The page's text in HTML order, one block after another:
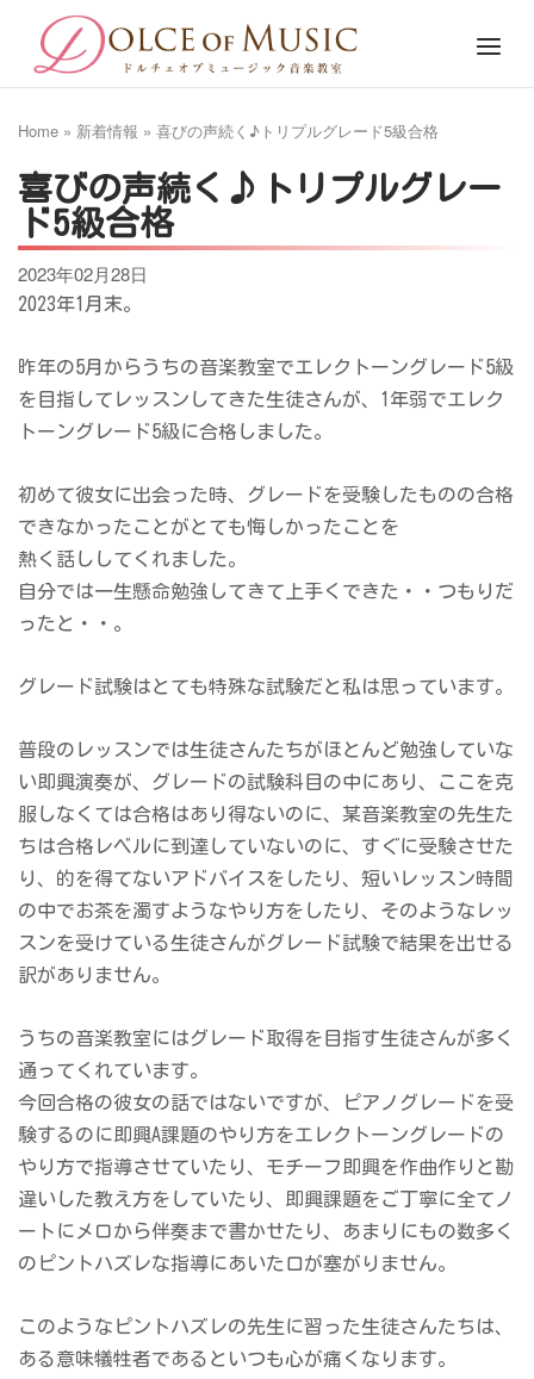
content
Home
Menu
Home » 新着情報 » 喜びの声続く♪トリプルグレード5級合格
喜びの声続く♪トリプルグレー
ド5級合格
2023年02月28日
2023年1月末。
昨年の5月からうちの音楽教室でエレクトーングレード5級
を目指してレッスンしてきた生徒さんが、1年弱でエレク
トーングレード5級に合格しました。
初めて彼女に出会った時、グレードを受験したものの合格
できなかったことがとても悔しかったことを
熱く話ししてくれました。
自分では一生懸命勉強してきて上手くできた・・つもりだ
ったと・・。
グレード試験はとても特殊な試験だと私は思っています。
普段のレッスンでは生徒さんたちがほとんど勉強していな
い即興演奏が、グレードの試験科目の中にあり、ここを克
服しなくては合格はあり得ないのに、某音楽教室の先生た
ちは合格レベルに到達していないのに、すぐに受験させた
り、的を得てないアドバイスをしたり、短いレッスン時間
の中でお茶を濁すようなやり方をしたり、そのようなレッ
スンを受けている生徒さんがグレード試験で結果を出せる
訳がありません。
うちの音楽教室にはグレード取得を目指す生徒さんが多く
通ってくれています。
今回合格の彼女の話ではないですが、ピアノグレードを受
験するのに即興A課題のやり方をエレクトーングレードの
やり方で指導させていたり、モチーフ即興を作曲作りと勘
違いした教え方をしていたり、即興課題をご丁寧に全てノ
ートにメロから伴奏まで書かせたり、あまりにもの数多く
のピントハズレな指導にあいた口が塞がりません。
このようなピントハズレの先生に習った生徒さんたちは、
ある意味犠牲者であるといつも心が痛くなります。